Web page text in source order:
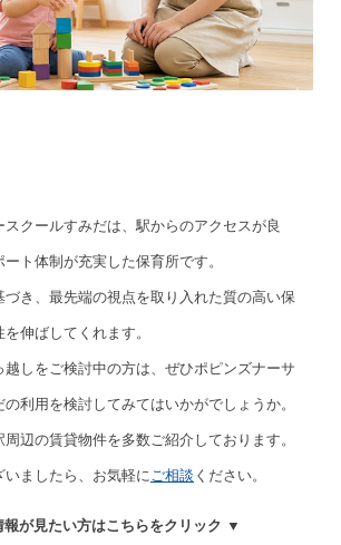
クールすみだは、駅からのアクセスが良
ト体制が充実した保育所です。
づき、最先端の視点を取り入れた質の高い保
伸ばしてくれます。
しをご検討中の方は、ぜひポピンズナーサ
利用を検討してみてはいかがでしょうか。
辺の賃貸物件を多数ご紹介しております。
ましたら、お気軽にご相談 ください。
が見たい方はこちらをクリック ▼